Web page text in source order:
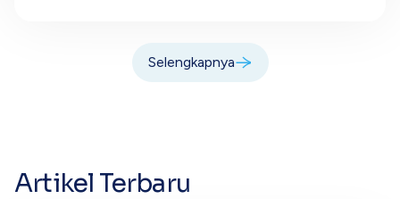
Selengkapnya
Artikel Terbaru